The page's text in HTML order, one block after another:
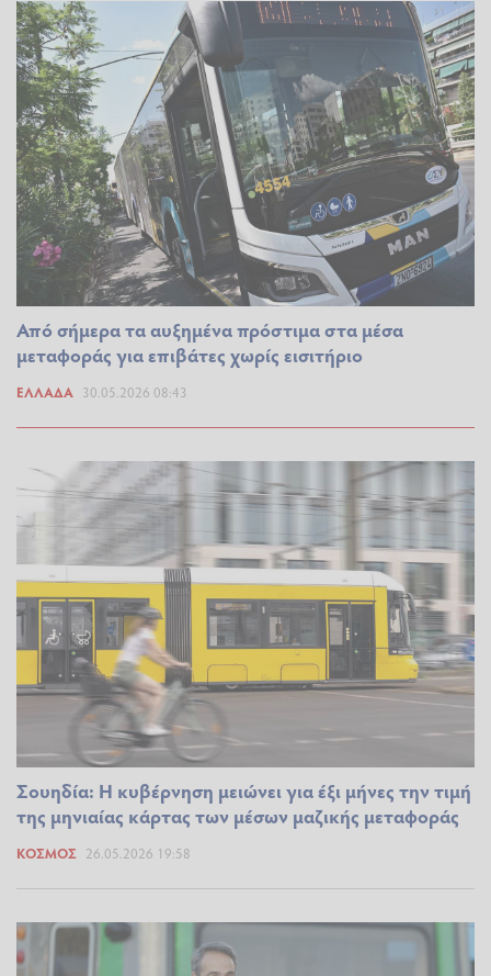
Από σήμερα τα αυξημένα πρόστιμα στα μέσα
μεταφοράς για επιβάτες χωρίς εισιτήριο
ΕΛΛΆΔΑ 30.05.2026 08:43
Σουηδία: Η κυβέρνηση μειώνει για έξι μήνες την τιμή
της μηνιαίας κάρτας των μέσων μαζικής μεταφοράς
ΚΌΣΜΟΣ 26.05.2026 19:58